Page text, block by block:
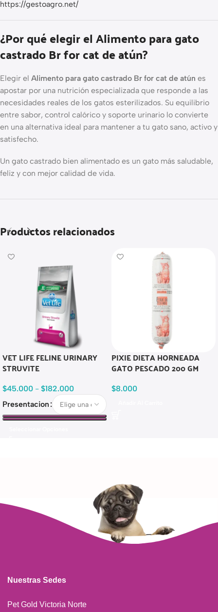
https://gestoagro.net/
¿Por qué elegir el Alimento para gato
castrado Br for cat de atún?
Elegir el Alimento para gato castrado Br for cat de atún es
apostar por una nutrición especializada que responde a las
necesidades reales de los gatos esterilizados. Su equilibrio
entre sabor, control calórico y soporte urinario lo convierte
en una alternativa ideal para mantener a tu gato sano, activo y
satisfecho.
Un gato castrado bien alimentado es un gato más saludable,
feliz y con mejor calidad de vida.
Productos relacionados
VET LIFE FELINE URINARY
STRUVITE
$45.000 - $182.000
Presentacion
PIXIE DIETA HORNEADA
GATO PESCADO 200 GM
$8.000
Nuestras Sedes
Pet Gold Victoria Norte